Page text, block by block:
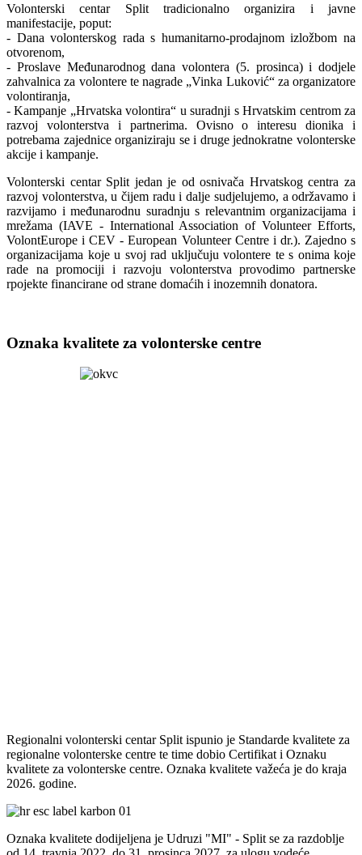
Volonterski centar Split tradicionalno organizira i javne
manifestacije, poput:
- Dana volonterskog rada s humanitarno-prodajnom izložbom na
otvorenom,
- Proslave Međunarodnog dana volontera (5. prosinca) i dodjele
zahvalnica za volontere te nagrade „Vinka Luković“ za organizatore
volontiranja,
- Kampanje „Hrvatska volontira“ u suradnji s Hrvatskim centrom za
razvoj volonterstva i partnerima. Ovisno o interesu dionika i
potrebama zajednice organiziraju se i druge jednokratne volonterske
akcije i kampanje.
Volonterski centar Split jedan je od osnivača Hrvatskog centra za
razvoj volonterstva, u čijem radu i dalje sudjelujemo, a održavamo i
razvijamo i međunarodnu suradnju s relevantnim organizacijama i
mrežama (IAVE - International Association of Volunteer Efforts,
VolontEurope i CEV - European Volunteer Centre i dr.). Zajedno s
organizacijama koje u svoj rad uključuju volontere te s onima koje
rade na promociji i razvoju volonterstva provodimo partnerske
rpojekte financirane od strane domaćih i inozemnih donatora.
Oznaka kvalitete za volonterske centre
Regionalni volonterski centar Split ispunio je Standarde kvalitete za
regionalne volonterske centre te time dobio Certifikat i Oznaku
kvalitete za volonterske centre. Oznaka kvalitete važeća je do kraja
2026. godine.
Oznaka kvalitete dodijeljena je Udruzi "MI" - Split se za razdoblje